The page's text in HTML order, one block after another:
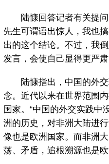
陆慷回答记者有关提问
先生可谓语出惊人，我也
出的这个结论。不过，我
发言，会使自己显得更严肃
陆慷指出，中国的外交
念。近代以来在世界范围
国家。“中国的外交实践中
洲的历史，对非洲大陆进
像也是欧洲国家。而非洲
荡、矛盾，追根溯源也是